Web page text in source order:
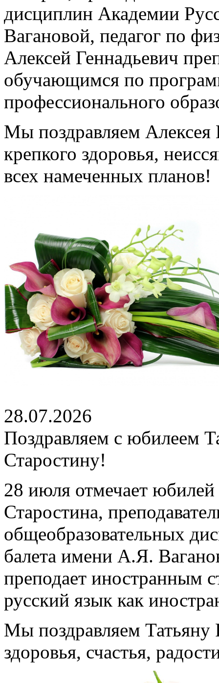
дисциплин Академии
Вагановой, педагог по
Алексей Геннадьевич
обучающимся по
профессионального
Мы поздравляем Алексея
крепкого здоровья,
всех намеченных планов!
28.07.2026
Поздравляем с юбилеем
Старостину!
28 июля отмечает
Старостина,
общеобразовательных
балета имени А.Я.
преподает иностранным
русский язык как
Мы поздравляем
здоровья, счастья,